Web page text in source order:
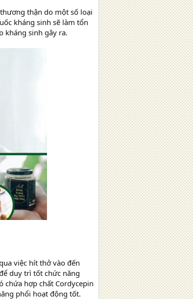
thận do một số loại
kháng sinh sẽ làm tổn
kháng sinh gây ra.
việc hít thở vào đến
duy trì tốt chức năng
hợp chất Cordycepin
phổi hoạt động tốt.